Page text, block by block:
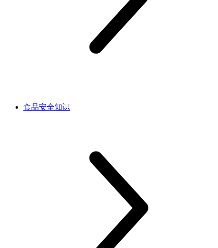
食品安全知识